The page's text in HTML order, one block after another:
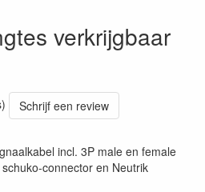
verkrijgbaar
Schrijf een review
incl. 3P male en female
connector en Neutrik